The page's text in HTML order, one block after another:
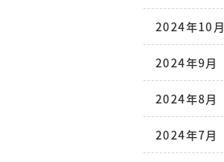
2024年10月
2024年9月
2024年8月
2024年7月